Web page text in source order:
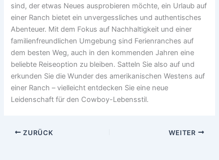
sind, der etwas Neues ausprobieren möchte, ein Urlaub auf
einer Ranch bietet ein unvergessliches und authentisches
Abenteuer. Mit dem Fokus auf Nachhaltigkeit und einer
familienfreundlichen Umgebung sind Ferienranches auf
dem besten Weg, auch in den kommenden Jahren eine
beliebte Reiseoption zu bleiben. Satteln Sie also auf und
erkunden Sie die Wunder des amerikanischen Westens auf
einer Ranch – vielleicht entdecken Sie eine neue
Leidenschaft für den Cowboy-Lebensstil.
ZURÜCK WEITER